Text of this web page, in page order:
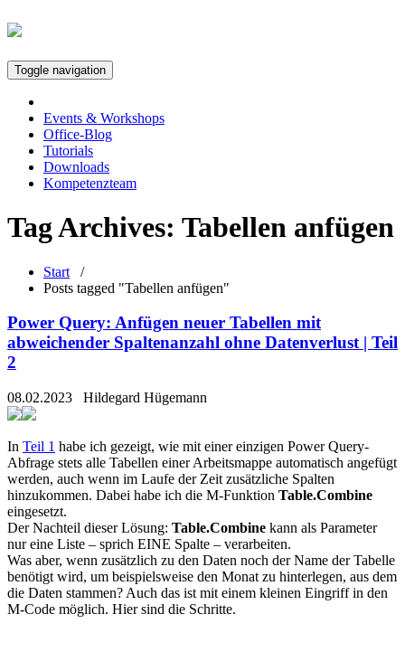
Toggle navigation
Events & Workshops
Office-Blog
Tutorials
Downloads
Kompetenzteam
Tag Archives: Tabellen anfügen
Start /
Posts tagged "Tabellen anfügen"
Power Query: Anfügen neuer Tabellen mit
abweichender Spaltenanzahl ohne Datenverlust | Teil
2
08.02.2023 Hildegard Hügemann
In Teil 1 habe ich gezeigt, wie mit einer einzigen Power Query-
Abfrage stets alle Tabellen einer Arbeitsmappe automatisch angefügt
werden, auch wenn im Laufe der Zeit zusätzliche Spalten
hinzukommen. Dabei habe ich die M-Funktion Table.Combine
eingesetzt.
Der Nachteil dieser Lösung: Table.Combine kann als Parameter
nur eine Liste – sprich EINE Spalte – verarbeiten.
Was aber, wenn zusätzlich zu den Daten noch der Name der Tabelle
benötigt wird, um beispielsweise den Monat zu hinterlegen, aus dem
die Daten stammen? Auch das ist mit einem kleinen Eingriff in den
M-Code möglich. Hier sind die Schritte.